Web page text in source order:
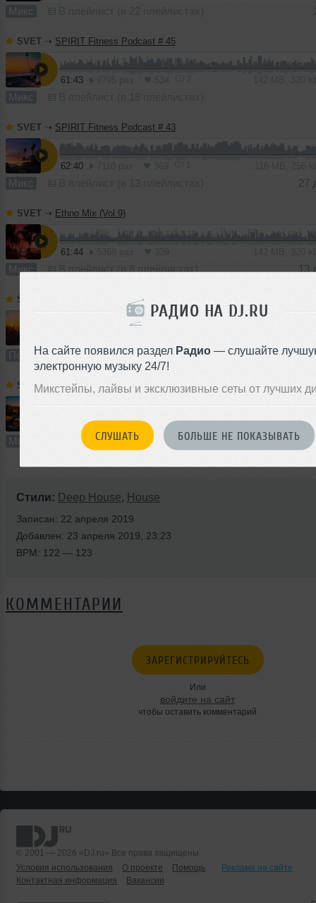
РАДИО НА DJ.RU
На сайте появился раздел Радио — слушайте
электронную музыку 24/7!
Микстейпы, лайвы и эксклюзивные сеты от лучших
СЛУШАТЬ БОЛЬШЕ НЕ ПОКАЗЫВАТЬ
Микс
SVET ➝ SPIRIT Fitness Podcast # 45
61:43
Микс
SVET ➝ SPIRIT Fitness Podcast # 43
62:40
Микс 27
SVET ➝ Ethno Mix (Vol.9)
61:44
Микс В плейлист (в 8 плейлистах) 13
SVET SPIRIT Fitness Podcast # 42
Подкаст В плейлист (в 6 плейлистах)
SVET ➝DEEP LIGHT # 118
3857 раз 292 141 MB, 320
Микс В плейлист (в 11 плейлистах)
Стили: Deep House, House
Записан: 22 апреля 2019
Добавлен: 23 апреля 2019, 23:23
BPM: 122 — 123
КОММЕНТАРИИ
ЗАРЕГИСТРИРУЙТЕСЬ
Или
войдите на сайт
чтобы оставить комментарий
© 2001 — 2026 «DJ.ru» Все права защищены.
Условия использования
О проекте Помощь
Реклама на сайте
Контактная информация
Вакансии